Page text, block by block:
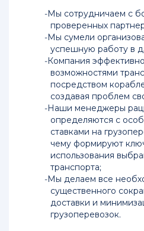
Казань
Доставка
грузов
Китая
Владивосток
Доставка
сборных
грузов
Китая
Россию
Мы сотрудничаем с
проверенных
Мы сумели
успешную работу в
Компания
возможностями
посредством
создавая проблем
Наши менеджеры
определяются с
ставками на
чему формируют
использования
транспорта;
Мы делаем все
существенного
доставки и
грузоперевозок.